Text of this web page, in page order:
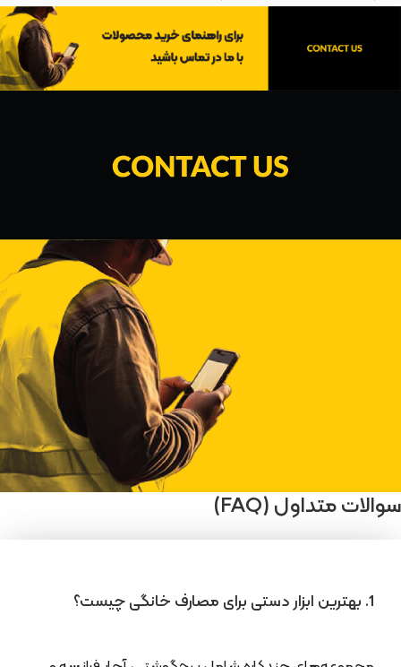
سوالات متداول (FAQ)
1. بهترین ابزار دستی برای مصارف خانگی چیست؟